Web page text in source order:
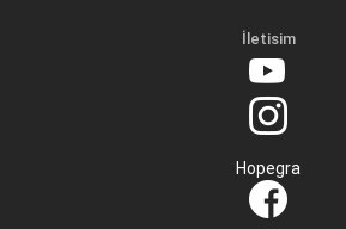
İletisim
Hopegra